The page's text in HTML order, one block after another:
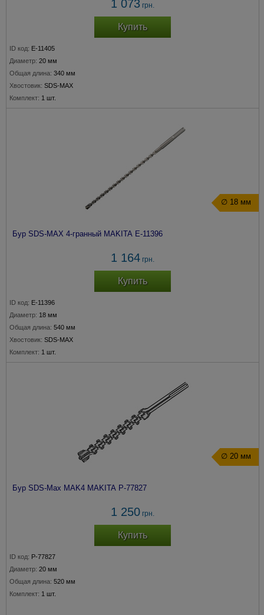
1 073 грн.
Купить
ID код: E-11405
Диаметр: 20 мм
Общая длина: 340 мм
Хвостовик: SDS-MAX
Комплект: 1 шт.
∅ 18 мм
Бур SDS-MAX 4-гранный MAKITA E-11396
1 164 грн.
Купить
ID код: E-11396
Диаметр: 18 мм
Общая длина: 540 мм
Хвостовик: SDS-MAX
Комплект: 1 шт.
∅ 20 мм
Бур SDS-Max MAK4 MAKITA P-77827
1 250 грн.
Купить
ID код: P-77827
Диаметр: 20 мм
Общая длина: 520 мм
Комплект: 1 шт.